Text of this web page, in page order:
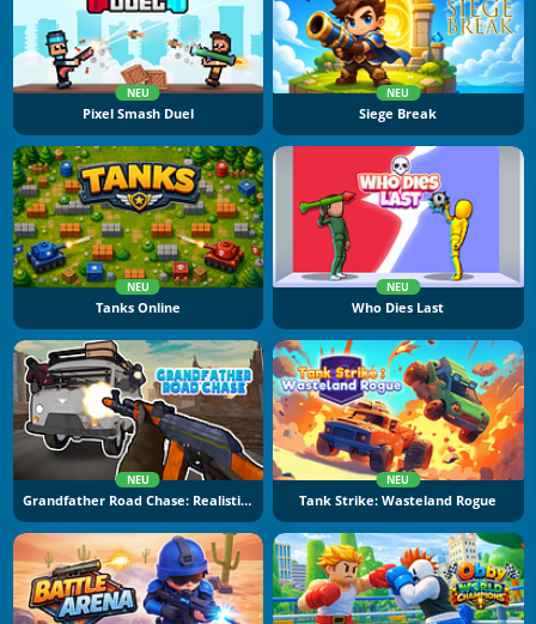
NEU
Pixel Smash Duel
NEU
Siege Break
NEU
Tanks Online
NEU
Who Dies Last
NEU
Grandfather Road Chase: Realistic Shooter
NEU
Tank Strike: Wasteland Rogue